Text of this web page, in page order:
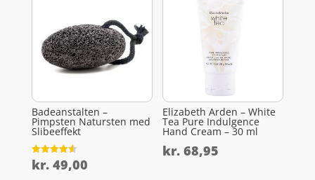
Badeanstalten –
Pimpsten Natursten med
Slibeeffekt
Vurderet
4.6
kr.49,00
Elizabeth Arden – White
Tea Pure Indulgence
Hand Cream – 30 ml
kr. 68,95